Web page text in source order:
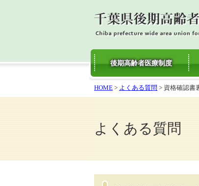
後期高齢者医療制度
HOME > よくある質問 > 資格確認書
よくある質問